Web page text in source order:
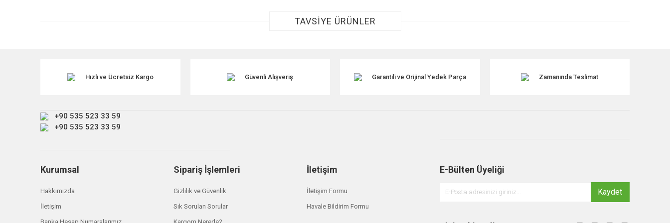
Bu ürüne benzer farklı alternatifler olmalı.
TAVSİYE ÜRÜNLER
Land Rover
8510070 Radyatör Borusu Td4 Freelander 1
Hızlı ve Ücretsiz Kargo Güvenli Alışveriş Garantili ve Orijinal Yedek Parça Zamanında Teslimat
+90 535 523 33 59
+90 535 523 33 59
Kurumsal
Hakkımızda
İletişim
Sipariş İşlemleri
Gizlilik ve Güvenlik
Sık Sorulan Sorular
İletişim
İletişim Formu
Havale Bildirim Formu
E-Bülten Üyeliği
Kaydet